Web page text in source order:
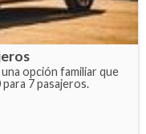
opción familiar que
7 pasajeros.